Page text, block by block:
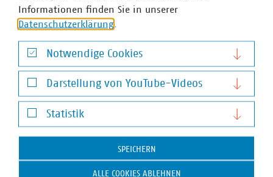
Stellvertretende Geschäftsführerin, zuständig für
Energiethemen
+49 511 357778-13
+49 170 8580148
retzlaff(at)vku(dot)de
Informationen finden Sie in unserer
Datenschutzerklärung
Notwendige Cookies
Notwendige Cookies
Darstellung von YouTube-Videos
Darstellung von YouTube-Videos
Statistik
Statistik
SPEICHERN
ALLE COOKIES ABLEHNEN